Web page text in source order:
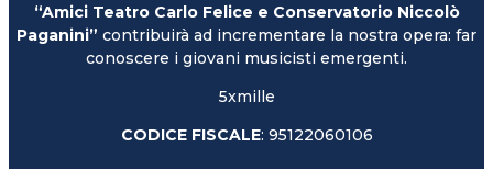
“Amici Teatro Carlo Felice e Conservatorio Niccolò
Paganini” contribuirà ad incrementare la nostra opera: far
conoscere i giovani musicisti emergenti.
5xmille
CODICE FISCALE: 95122060106